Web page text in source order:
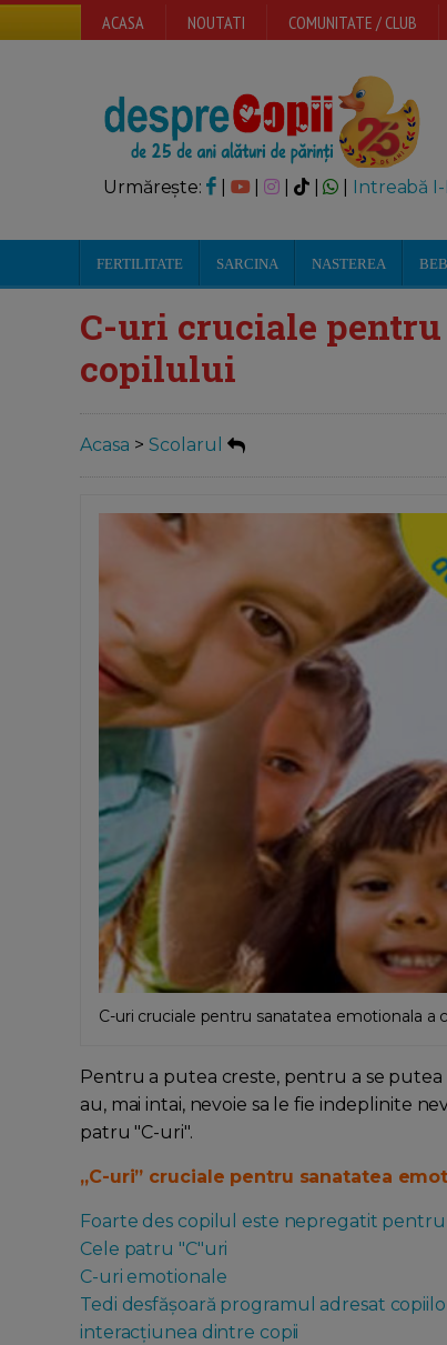
ACASA NOUTATI COMUNITATE / CLUB
Urmărește: | | Intreabă
FERTILITATE SARCINA NASTEREA
C-uri cruciale
copilului
Acasa > Scolarul
C-uri cruciale pentru sanatatea emotionala a
Pentru a putea creste, pentru a se putea
au, mai intai, nevoie sa le fie indeplinite
patru "C-uri".
„C-uri” cruciale pentru sanatatea
Foarte des copilul este nepregatit
Cele patru "C"uri
C-uri emotionale
Tedi desfășoară programul adresat
interacțiunea dintre copii